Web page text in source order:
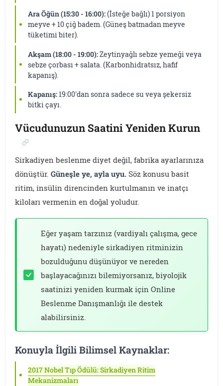
Ara Öğün (15:30 - 16:00):(İsteğe bağlı) 1 porsiyon
meyve + 10 çiğ badem. (Güneş batmadan meyve
tüketimi biter).
Akşam (18:00 - 19:00):Zeytinyağlı sebze yemeği veya
sebze çorbası + salata. (Karbonhidratsız, hafif
kapanış).
Kapanış:19:00'dan sonra sadece su veya şekersiz
bitki çayı.
Vücudunuzun Saatini Yeniden Kurun
Sirkadiyen beslenme diyet değil, fabrika ayarlarınıza
dönüştür.Güneşle ye, ayla uyu. Söz konusu basit
ritim, insülin direncinden kurtulmanın ve inatçı
kiloları vermenin en doğal yoludur.
Eğer yaşam tarzınız (vardiyalı çalışma, gece
hayatı) nedeniyle sirkadiyen ritminizin
bozulduğunu düşünüyor ve nereden
başlayacağınızı bilemiyorsanız, biyolojik
saatinizi yeniden kurmak için Online
Beslenme Danışmanlığı ile destek
alabilirsiniz.
Konuyla İlgili Bilimsel Kaynaklar:
2017 Nobel Tıp Ödülü: Sirkadiyen Ritim
Mekanizmaları